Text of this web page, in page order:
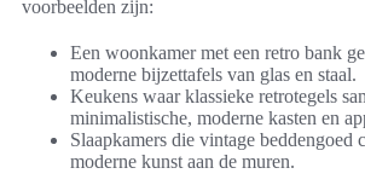
voorbeelden zijn:
Een woonkamer met een retro bank
moderne bijzettafels van glas en staal.
Keukens waar klassieke retrotegels
minimalistische, moderne kasten en
Slaapkamers die vintage beddengoed
moderne kunst aan de muren.